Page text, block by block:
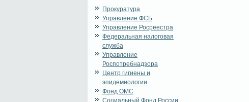
Прокуратура
Управление ФСБ
Управление Росреестра
Федеральная налоговая
служба
Управление
Роспотребнадзора
Центр гигиены и
эпидемиологии
Фонд ОМС
Социальный Фонд России